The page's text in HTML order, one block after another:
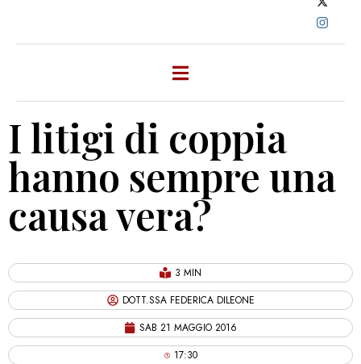
I litigi di coppia
hanno sempre una
causa vera?
3 MIN
DOTT.SSA FEDERICA DILEONE
SAB 21 MAGGIO 2016
17:30